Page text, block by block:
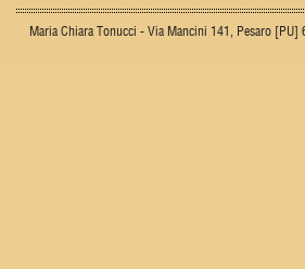
Maria Chiara Tonucci - Via Mancini 141, Pesaro